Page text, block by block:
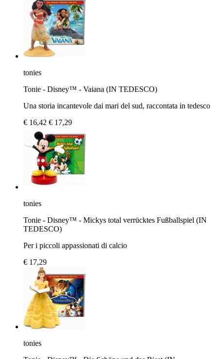
tonies
Tonie - Disney™ - Vaiana (IN TEDESCO)
Una storia incantevole dai mari del sud, raccontata in tedesco
€ 16,42 € 17,29
tonies
Tonie - Disney™ - Mickys total verrücktes Fußballspiel (IN
TEDESCO)
Per i piccoli appassionati di calcio
€ 17,29
tonies